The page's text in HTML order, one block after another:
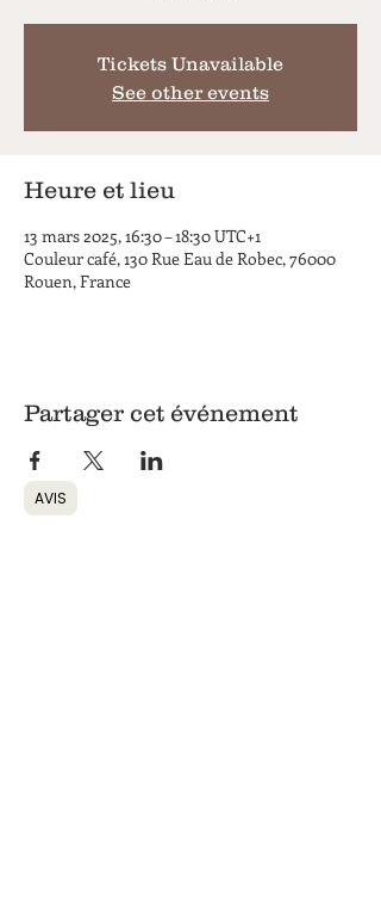
Tickets Unavailable
See other events
Heure et lieu
13 mars 2025, 16:30 – 18:30 UTC+1
Couleur café, 130 Rue Eau de Robec, 76000
Rouen, France
Partager cet événement
AVIS